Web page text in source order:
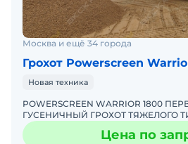
Москва и ещё 34 города
Грохот Powerscreen
Новая техника
POWERSCREEN WARRIOR 1800
ГУСЕНИЧНЫЙ ГРОХОТ ТЯЖЕЛОГО
по запросу Тип грохота:
перемещения: самоходные Самы
Цена по